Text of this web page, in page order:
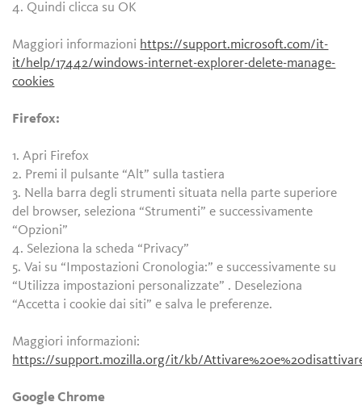
4. Quindi clicca su OK
Maggiori informazioni https://support.microsoft.com/it-
it/help/17442/windows-internet-explorer-delete-manage-
cookies
Firefox:
1. Apri Firefox
2. Premi il pulsante “Alt” sulla tastiera
3. Nella barra degli strumenti situata nella parte superiore
del browser, seleziona “Strumenti” e successivamente
“Opzioni”
4. Seleziona la scheda “Privacy”
5. Vai su “Impostazioni Cronologia:” e successivamente su
“Utilizza impostazioni personalizzate” . Deseleziona
“Accetta i cookie dai siti” e salva le preferenze.
Maggiori informazioni:
https://support.mozilla.org/it/kb/
Google Chrome